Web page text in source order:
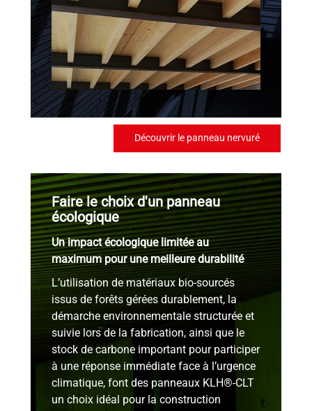
Découvrir le panneau nervuré
Faire le choix d'un panneau
écologique
Un impact écologique limitée au
maximum pour une meilleure durabilité
L’utilisation de matériaux bio-sourcés
issus de forêts gérées durablement, la
démarche environnementale structurée et
suivie lors de la fabrication, ainsi que le
stock de carbone important pour participer
à une réponse immédiate face à l’urgence
climatique, font des panneaux KLH®-CLT
un choix idéal pour la construction